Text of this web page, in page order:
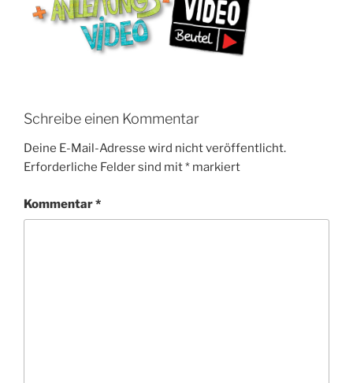
Schreibe einen Kommentar
Deine E-Mail-Adresse wird nicht veröffentlicht.
Erforderliche Felder sind mit* markiert
Kommentar*